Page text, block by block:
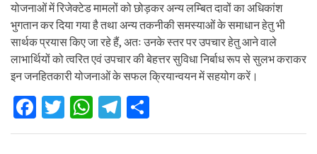
योजनाओं में रिजेक्टेड मामलों को छोड़कर अन्य लम्बित दावों का अधिकांश
भुगतान कर दिया गया है तथा अन्य तकनीकी समस्याओं के समाधान हेतु भी
सार्थक प्रयास किए जा रहे हैं, अतः उनके स्तर पर उपचार हेतु आने वाले
लाभार्थियों को त्वरित एवं उपचार की बेहत्तर सुविधा निर्बाध रूप से सुलभ कराकर
इन जनहितकारी योजनाओं के सफल क्रियान्वयन में सहयोग करें।
Facebook
Twitter
WhatsApp
Telegram